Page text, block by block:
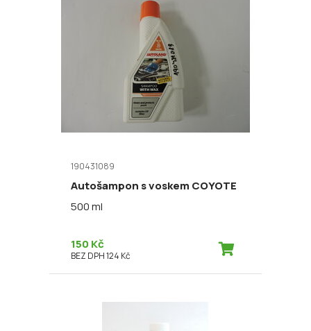
190431089
Autošampon s voskem COYOTE
500 ml
150 Kč
BEZ DPH 124 Kč